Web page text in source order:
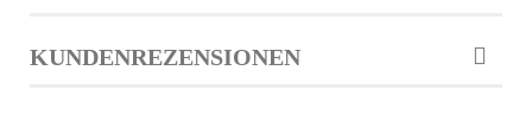
KUNDENREZENSIONEN